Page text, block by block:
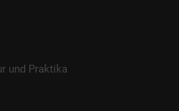
und Praktika